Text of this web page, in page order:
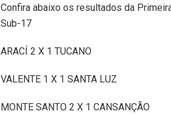
Confira abaixo os resultados da
Sub-17
ARACÍ 2 X 1 TUCANO
VALENTE 1 X 1 SANTA LUZ
MONTE SANTO 2 X 1 CANSANÇÃO